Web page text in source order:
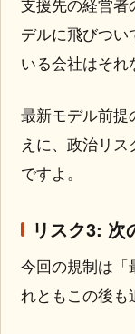
支援先の経営者
デルに飛びつい
いる会社はそれ
最新モデル前提
えに、政治リ
ですよ。
リスク3: 次
今回の規制は「
れともこの後も